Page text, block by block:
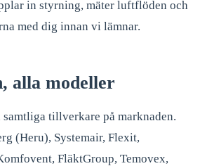
in styrning, mäter luftflöden och
med dig innan vi lämnar.
alla modeller
tillverkare på marknaden.
(Heru), Systemair, Flexit,
FläktGroup, Temovex,